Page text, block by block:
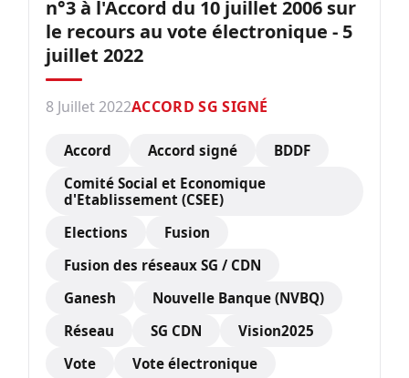
n°3 à l'Accord du 10 juillet 2006 sur
le recours au vote électronique - 5
juillet 2022
8 Juillet 2022ACCORD SG SIGNÉ
Accord Accord signé
BDDF
Comité Social et Economique
d'Etablissement (CSEE)
Elections
Fusion
Fusion des réseaux SG / CDN
Ganesh
Nouvelle Banque (NVBQ)
Réseau
SG CDN
Vision2025
Vote
Vote électronique